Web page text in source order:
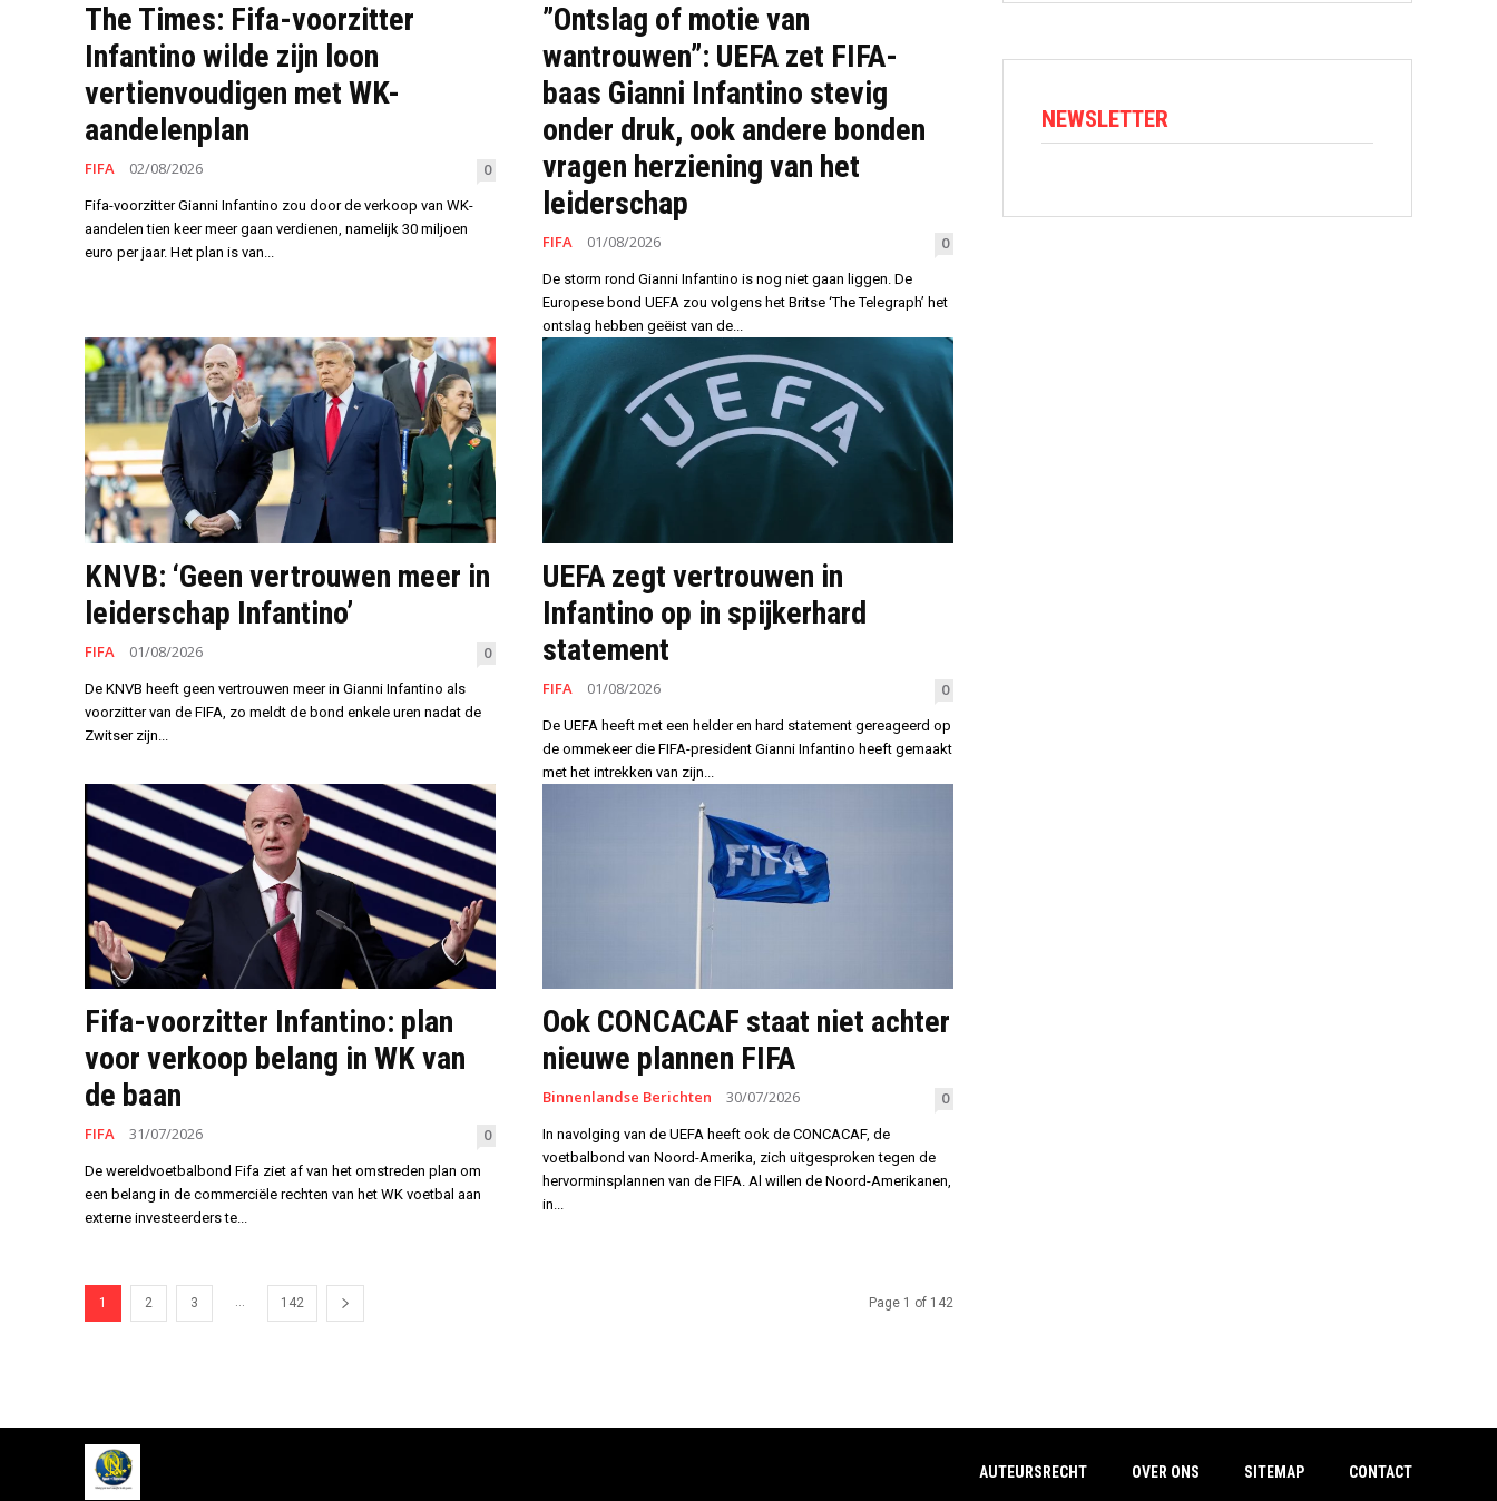
The Times: Fifa-voorzitter
Infantino wilde zijn loon
vertienvoudigen met WK-
aandelenplan
FIFA 02/08/2026 0
Fifa-voorzitter Gianni Infantino zou door de verkoop van WK-
aandelen tien keer meer gaan verdienen, namelijk 30 miljoen
euro per jaar. Het plan is van...
”Ontslag of motie van
wantrouwen”: UEFA zet FIFA-
baas Gianni Infantino stevig
onder druk, ook andere bonden
vragen herziening van het
leiderschap
FIFA 01/08/2026 0
De storm rond Gianni Infantino is nog niet gaan liggen. De
Europese bond UEFA zou volgens het Britse ‘The Telegraph’ het
ontslag hebben geëist van de...
KNVB: ‘Geen vertrouwen meer in
leiderschap Infantino’
FIFA 01/08/2026 0
De KNVB heeft geen vertrouwen meer in Gianni Infantino als
voorzitter van de FIFA, zo meldt de bond enkele uren nadat de
Zwitser zijn...
UEFA zegt vertrouwen in
Infantino op in spijkerhard
statement
FIFA 01/08/2026 0
De UEFA heeft met een helder en hard statement gereageerd op
de ommekeer die FIFA-president Gianni Infantino heeft gemaakt
met het intrekken van zijn...
Fifa-voorzitter Infantino: plan
voor verkoop belang in WK van
de baan
FIFA 31/07/2026 0
De wereldvoetbalbond Fifa ziet af van het omstreden plan om
een belang in de commerciële rechten van het WK voetbal aan
externe investeerders te...
Ook CONCACAF staat niet achter
nieuwe plannen FIFA
Binnenlandse Berichten 30/07/2026 0
In navolging van de UEFA heeft ook de CONCACAF, de
voetbalbond van Noord-Amerika, zich uitgesproken tegen de
hervorminsplannen van de FIFA. Al willen de Noord-Amerikanen,
in...
1 2 3 ... 142 Page 1 of 142
NEWSLETTER
AUTEURSRECHT OVER ONS SITEMAP CONTACT